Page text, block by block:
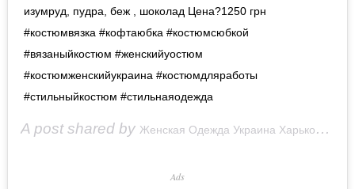
изумруд, пудра, беж , шоколад Цена?1250 грн
#костюмвязка #кофтаюбка #костюмсюбкой
#вязаныйкостюм #женскийуостюм
#костюмженскийукраина #костюмдляработы
#стильныйкостюм #стильнаяодежда
A post shared by Женская Одежда Украина Харьков
Ads